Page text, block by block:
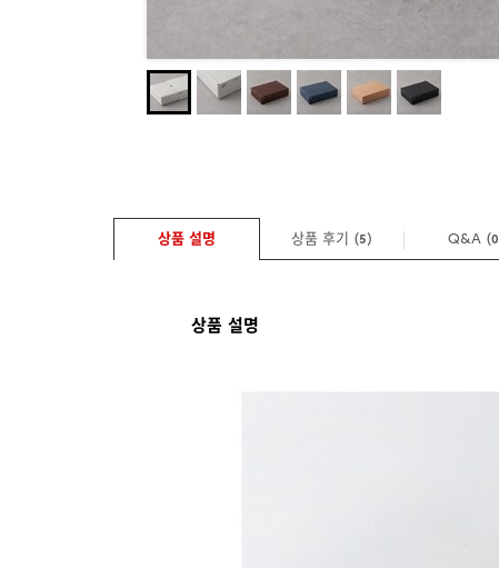
상품 설명 상품 후기 (5) Q&A (0
상품 설명